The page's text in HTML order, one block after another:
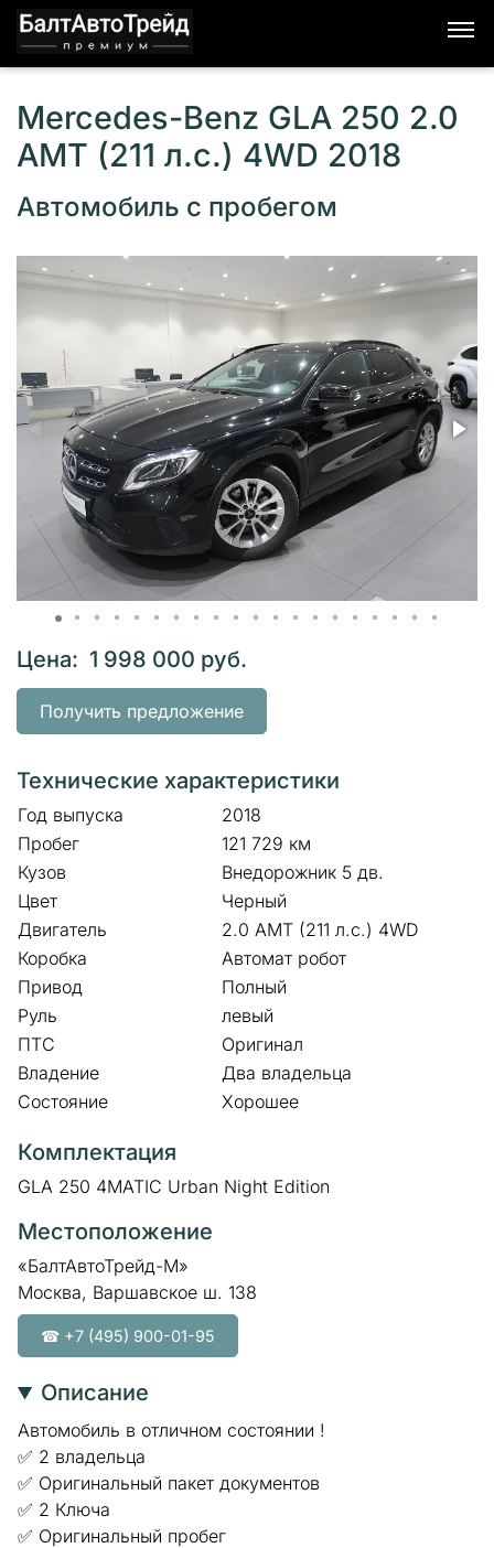
Mercedes-Benz GLA 250 2.0
AMT (211 л.с.) 4WD 2018
Автомобиль с пробегом
Цена: 1 998 000 руб.
Получить предложение
Технические характеристики
Год выпуска
2018
Пробег
121 729 км
Кузов
Внедорожник 5 дв.
Цвет
Черный
Двигатель
2.0 AMT (211 л.с.) 4WD
Коробка
Автомат робот
Привод
Полный
Руль
левый
ПТС
Оригинал
Владение
Два владельца
Состояние
Хорошее
Комплектация
GLA 250 4MATIC Urban Night Edition
Местоположение
«БалтАвтоТрейд-М»
Москва, Варшавское ш. 138
☎ +7 (495) 900-01-95
Описание
Автомобиль в отличном состоянии !
✅ 2 владельца
✅ Оригинальный пакет документов
✅ 2 Ключа
✅ Оригинальный пробег